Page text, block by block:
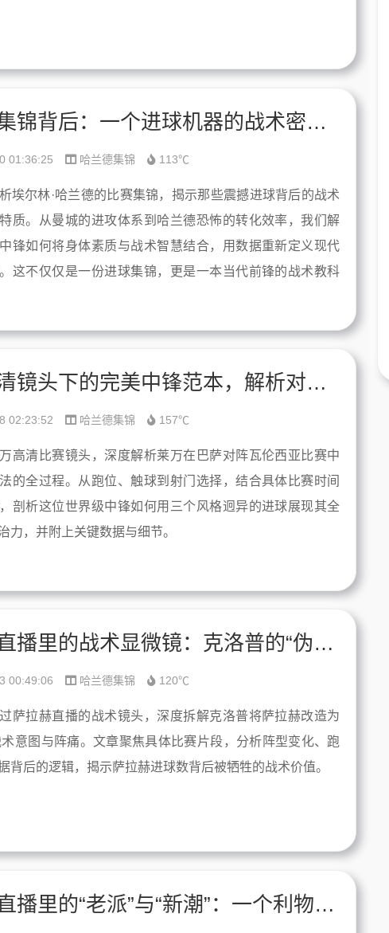
哈兰德集锦背后：一个进球机器的战术密码与数据狂欢
01:36:25 哈兰德集锦 113℃
埃尔林·哈兰德的比赛集锦，揭示那些震撼进球背后的战术
质。从曼城的进攻体系到哈兰德恐怖的转化效率，我们解
锋如何将身体素质与战术智慧结合，用数据重新定义现代
这不仅仅是一份进球集锦，更是一本当代前锋的战术教科
莱万高清镜头下的完美中锋范本，解析对阵瓦伦西亚的帽子戏法
02:23:52 哈兰德集锦 157℃
高清比赛镜头，深度解析莱万在巴萨对阵瓦伦西亚比赛中
法的全过程。从跑位、触球到射门选择，结合具体比赛时间
剖析这位世界级中锋如何用三个风格迥异的进球展现其全
力，并附上关键数据与细节。
萨拉赫直播里的战术显微镜：克洛普的“伪9”实验与埃及法老的转型阵痛
00:49:06 哈兰德集锦 120℃
萨拉赫直播的战术镜头，深度拆解克洛普将萨拉赫改造为
术意图与阵痛。文章聚焦具体比赛片段，分析阵型变化、跑
背后的逻辑，揭示萨拉赫进球数背后被牺牲的战术价值。
萨拉赫直播里的“老派”与“新潮”：一个利物浦球迷的战术怀旧与和解